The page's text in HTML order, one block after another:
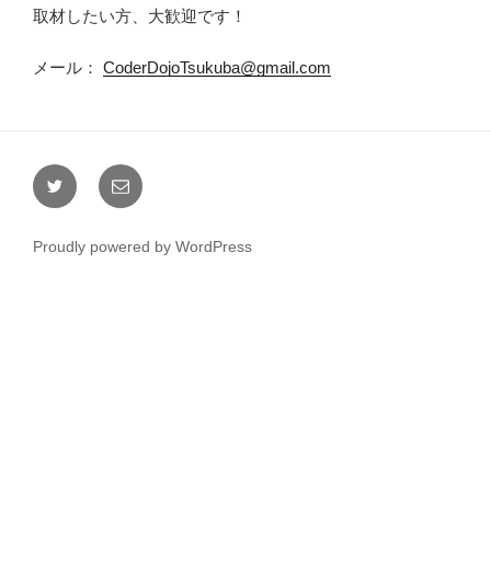
取材したい方、大歓迎です！
メール： CoderDojoTsukuba@gmail.com
Twitter
メ
ー
Proudly powered by WordPress